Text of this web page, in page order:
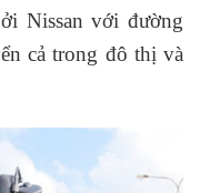
Nissan với đường
cả trong đô thị và